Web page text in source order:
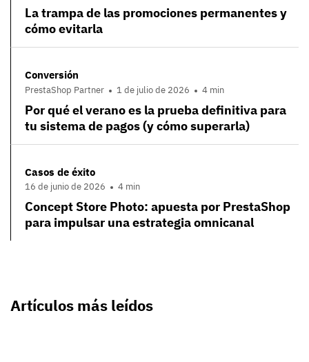
La trampa de las promociones permanentes y
cómo evitarla
Conversión
PrestaShop Partner 1 de julio de 2026 4 min
Por qué el verano es la prueba definitiva para
tu sistema de pagos (y cómo superarla)
Casos de éxito
16 de junio de 2026 4 min
Concept Store Photo: apuesta por PrestaShop
para impulsar una estrategia omnicanal
Artículos más leídos